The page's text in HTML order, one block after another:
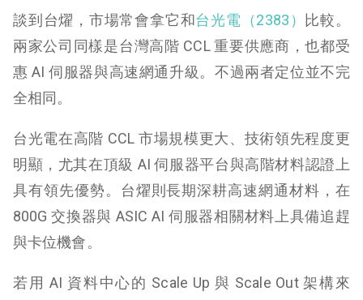
談到台燿，市場常會拿它和台光電（2383）
比較。
兩家公司同樣是台灣高階 CCL 重要供應商，也都受
惠 AI 伺服器與高速網通升級。不過兩者定位並不完
全相同。
台光電在高階 CCL 市場規模更大、技術領先程度更
明顯，尤其在頂級 AI 伺服器平台與高階材料認證上
具有領先優勢。台燿則長期深耕高速網通材料，在
800G 交換器與 ASIC AI 伺服器相關材料上具備追趕
與卡位機會。
若用 AI 資料中心的 Scale Up 與 Scale Out 架構來